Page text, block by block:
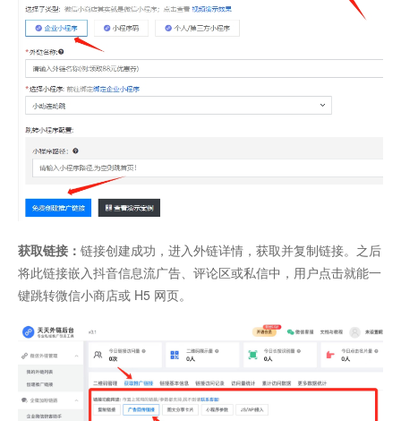
获取链接： 链接创建成功，进入外链详情，获取并复制链接。之后
将此链接嵌入抖音信息流广告、评论区或私信中，用户点击就能一
键跳转微信小商店或 H5 网页。​